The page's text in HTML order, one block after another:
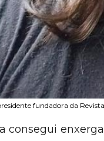
fundadora da
consegui